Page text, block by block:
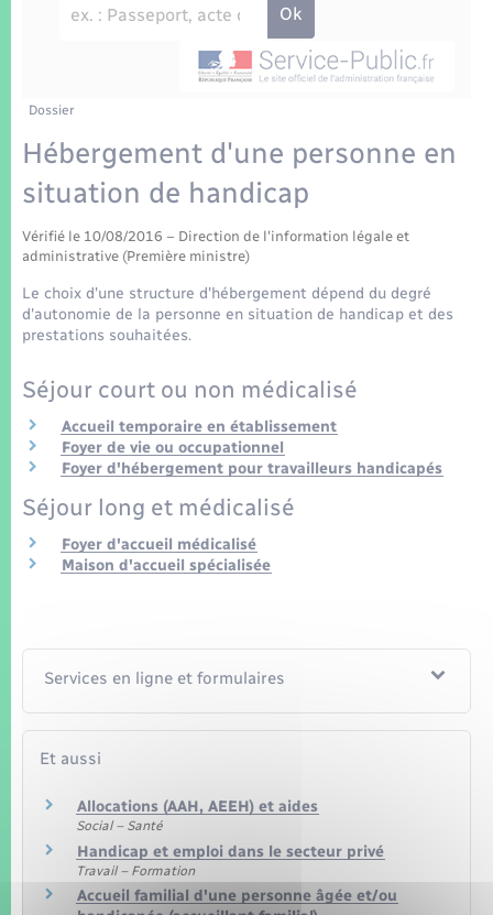
Etat-civil - Papiers - Citoyenneté
Parrainage civil
Recensement
Loisirs
Nouvel habitant
Numérique
Organisation d’événement
Sécurité - Prévention
Seniors
Transports
Transports scolaires
Travaux - Autorisation d’occupation de l’espace
Plan interactif
Présentation de la commune
Patrimoine – Histoire
Publications
La Communauté de communes
Dossier
Hébergement d'une personne en
situation de handicap
Vérifié le 10/08/2016 – Direction de l'information légale et
administrative (Première ministre)
Le choix d'une structure d'hébergement dépend du degré
d'autonomie de la personne en situation de handicap et des
prestations souhaitées.
Séjour court ou non médicalisé
Accueil temporaire en établissement
Foyer de vie ou occupationnel
Foyer d'hébergement pour travailleurs handicapés
Séjour long et médicalisé
Foyer d'accueil médicalisé
Maison d'accueil spécialisée
Services en ligne et formulaires
Et aussi
Allocations (AAH, AEEH) et aides
Social – Santé
Handicap et emploi dans le secteur privé
Travail – Formation
Accueil familial d'une personne âgée et/ou